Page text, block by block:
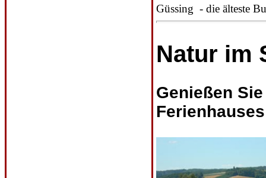
Güssing - die älteste
Natur im
Genießen